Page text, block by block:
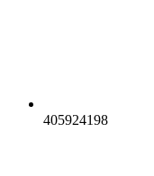
405924198